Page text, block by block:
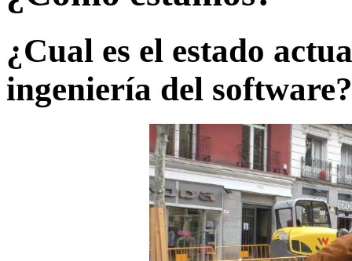
¿Cual es el estado
ingeniería del software?